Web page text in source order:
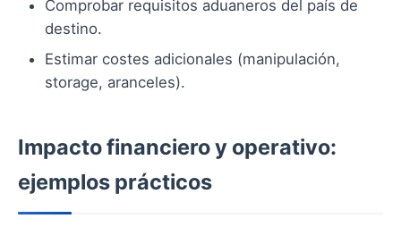
Comprobar requisitos aduaneros del país de
destino.
Estimar costes adicionales (manipulación,
storage, aranceles).
Impacto financiero y operativo:
ejemplos prácticos